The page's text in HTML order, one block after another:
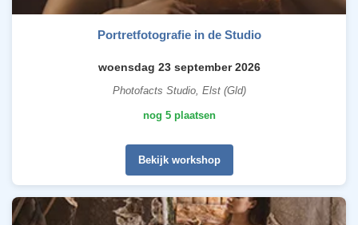
Portretfotografie in de Studio
woensdag 23 september 2026
Photofacts Studio, Elst (Gld)
nog 5 plaatsen
Bekijk workshop